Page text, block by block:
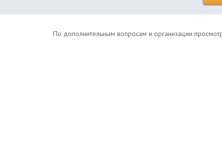
По дополнительным вопросам и организации